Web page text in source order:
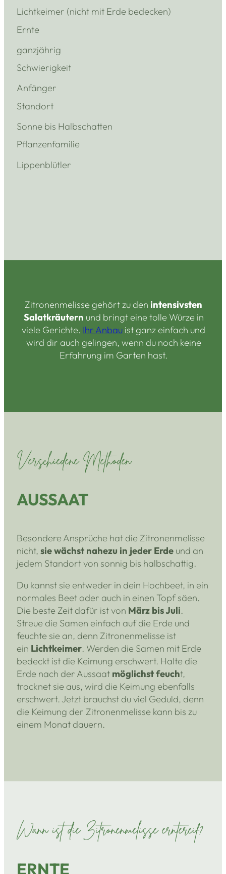
Lichtkeimer (nicht mit Erde bedecken)
Ernte
ganzjährig
Schwierigkeit
Anfänger
Standort
Sonne bis Halbschatten
Pflanzenfamilie
Lippenblütler
Zitronenmelisse gehört zu den intensivsten
Salatkräutern und bringt eine tolle Würze in
viele Gerichte. Ihr Anbau ist ganz einfach und
wird dir auch gelingen, wenn du noch keine
Erfahrung im Garten hast.
Verschiedene Methoden
AUSSAAT
Besondere Ansprüche hat die Zitronenmelisse
nicht, sie wächst nahezu in jeder Erde und an
jedem Standort von sonnig bis halbschattig.
Du kannst sie entweder in dein Hochbeet, in ein
normales Beet oder auch in einen Topf säen.
Die beste Zeit dafür ist von März bis Juli.
Streue die Samen einfach auf die Erde und
feuchte sie an, denn Zitronenmelisse ist
ein Lichtkeimer. Werden die Samen mit Erde
bedeckt ist die Keimung erschwert. Halte die
Erde nach der Aussaat möglichst feucht,
trocknet sie aus, wird die Keimung ebenfalls
erschwert. Jetzt brauchst du viel Geduld, denn
die Keimung der Zitronenmelisse kann bis zu
einem Monat dauern.
Wann ist die Zitronenmelisse erntereif?
ERNTE